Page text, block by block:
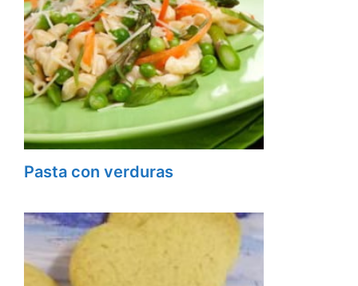
Pasta con verduras